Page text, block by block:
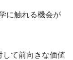
に触れる機会が
して前向きな価値